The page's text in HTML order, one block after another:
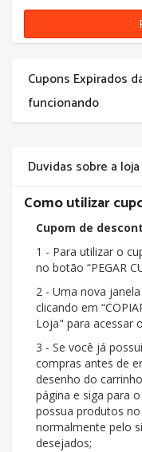
Cupons Expirados
funcionando
Duvidas sobre a
Como utilizar
Cupom de
1 - Para utilizar o
no botão “PEGAR
2 - Uma nova
clicando em
Loja" para acessar
3 - Se você já
compras antes de
desenho do
página e siga para
possua produtos
normalmente pelo
desejados;